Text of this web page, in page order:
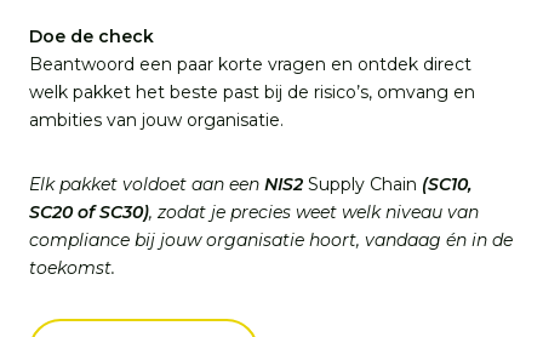
Doe de check
Beantwoord een paar korte vragen en ontdek direct
welk pakket het beste past bij de risico’s, omvang en
ambities van jouw organisatie.
Elk pakket voldoet aan een NIS2 Supply Chain (SC10,
SC20 of SC30), zodat je precies weet welk niveau van
compliance bij jouw organisatie hoort, vandaag én in de
toekomst.